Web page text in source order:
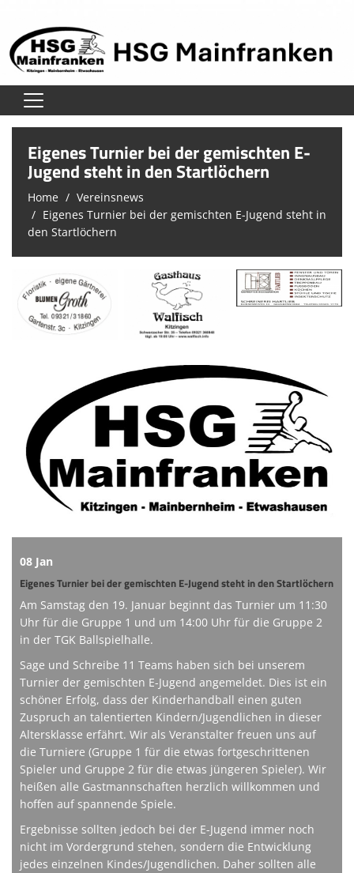
Home
Verein
Herren
Damen
Unsere Schiedsrichter
Trainingszeiten
Informationen
Sponsoring
Links
Eigenes Turnier bei der gemischten E-
Jugend steht in den Startlöchern
Home
Vereinsnews
Eigenes Turnier bei der gemischten E-Jugend steht in
den Startlöchern
08 Jan
Eigenes Turnier bei der gemischten E-Jugend steht in den Startlöchern
Am Samstag den 19. Januar beginnt das Turnier um 11:30
Uhr für die Gruppe 1 und um 14:00 Uhr für die Gruppe 2
in der TGK Ballspielhalle.
Sage und Schreibe 11 Teams haben sich bei unserem
Turnier der gemischten E-Jugend angemeldet. Dies ist ein
schöner Erfolg, dass der Kinderhandball einen guten
Zuspruch an talentierten Kindern/Jugendlichen in dieser
Altersklasse erfährt. Wir als Veranstalter freuen uns auf
die Turniere (Gruppe 1 für die etwas fortgeschrittenen
Spieler und Gruppe 2 für die etwas jüngeren Spieler). Wir
heißen alle Gastmannschaften herzlich willkommen und
hoffen auf spannende Spiele.
Ergebnisse sollten jedoch bei der E-Jugend immer noch
nicht im Vordergrund stehen, sondern die Entwicklung
jedes einzelnen Kindes/Jugendlichen. Daher sollten alle